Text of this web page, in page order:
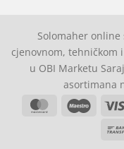
Solomaher online
cjenovnom, tehničkom
u OBI Marketu
asortimana
MasterCard